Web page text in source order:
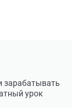
зарабатывать
урок